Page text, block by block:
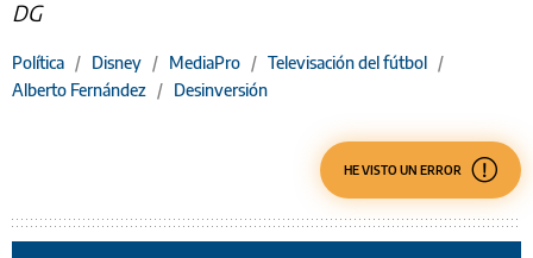
DG
Política / Disney / MediaPro / Televisación del fútbol /
Alberto Fernández / Desinversión
HE VISTO UN ERROR